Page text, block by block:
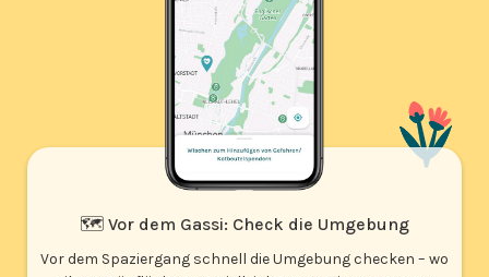
🗺️ Vor dem Gassi: Check die Umgebung
Vor dem Spaziergang schnell die Umgebung checken – wo